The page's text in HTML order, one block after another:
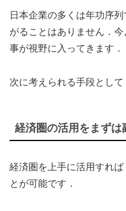
日本企業の多くは年功序
がることはありません．
事が視野に入ってきます．
次に考えられる手段として
経済圏の活用をまず
経済圏を上手に活用すれ
とが可能です．